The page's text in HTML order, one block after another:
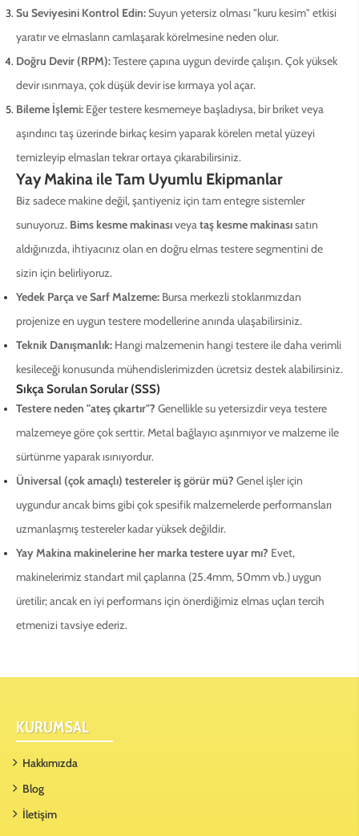
Su Seviyesini Kontrol Edin:Suyun yetersiz olması "kuru kesim" etkisi
yaratır ve elmasların camlaşarak körelmesine neden olur.
Doğru Devir (RPM):Testere çapına uygun devirde çalışın. Çok yüksek
devir ısınmaya, çok düşük devir ise kırmaya yol açar.
Bileme İşlemi: Eğer testere kesmemeye başladıysa, bir briket veya
aşındırıcı taş üzerinde birkaç kesim yaparak körelen metal yüzeyi
temizleyip elmasları tekrar ortaya çıkarabilirsiniz.
Yay Makina ile Tam Uyumlu Ekipmanlar
Biz sadece makine değil, şantiyeniz için tam entegre sistemler
sunuyoruz. Bims kesme makinasıveyataş kesme makinasısatın
aldığınızda, ihtiyacınız olan en doğru elmas testere segmentini de
sizin için belirliyoruz.
Yedek Parça ve Sarf Malzeme: Bursa merkezli stoklarımızdan
projenize en uygun testere modellerine anında ulaşabilirsiniz.
Teknik Danışmanlık: Hangi malzemenin hangi testere ile daha verimli
kesileceği konusunda mühendislerimizden ücretsiz destek alabilirsiniz.
Sıkça Sorulan Sorular (SSS)
Testere neden "ateş çıkartır"? Genellikle su yetersizdir veya testere
malzemeye göre çok serttir. Metal bağlayıcı aşınmıyor ve malzeme ile
sürtünme yaparak ısınıyordur.
Üniversal (çok amaçlı) testereler iş görür mü? Genel işler için
uygundur ancak bims gibi çok spesifik malzemelerde performansları
uzmanlaşmış testereler kadar yüksek değildir.
Yay Makina makinelerine her marka testere uyar mı? Evet,
makinelerimiz standart mil çaplarına (25.4mm, 50mm vb.) uygun
üretilir; ancak en iyi performans için önerdiğimiz elmas uçları tercih
etmenizi tavsiye ederiz.
KURUMSAL
Hakkımızda
Blog
İletişim